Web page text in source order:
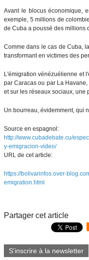
Avant le blocus économique,
exemple, 5 millions de
de Cuba a poussé des millions
Comme dans le cas de Cuba,
transformant en victimes des
L'émigration vénézuélienne et
par Caracas ou par La
et sur les réseaux sociaux,
Un bourreau, évidemment, qui
Source en espagnol:
http://www.cubadebate.cu/
y-emigracion-video/
URL de cet article:
https://bolivarinfos.over-
emigration.html
Partager cet article
S'inscrire à la newsletter